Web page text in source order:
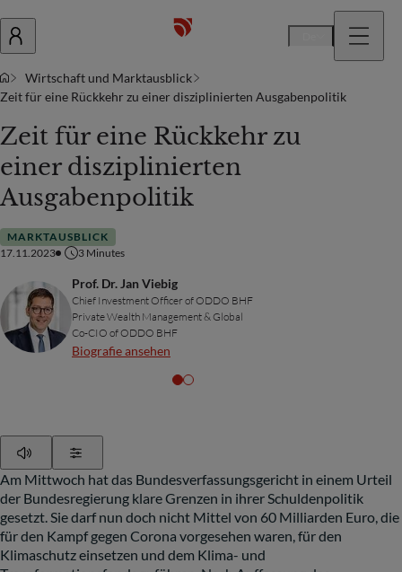
Wirtschaft und Marktausblick
Zeit für eine Rückkehr zu einer disziplinierten Ausgabenpolitik
Zeit für eine Rückkehr zu
einer disziplinierten
Ausgabenpolitik
MARKTAUSBLICK
17.11.2023
3 Minutes
Prof. Dr. Jan Viebig
Chief Investment Officer of ODDO BHF
Private Wealth Management & Global
Co-CIO of ODDO BHF
Biografie ansehen
Am Mittwoch hat das Bundesverfassungsgericht in einem Urteil
der Bundesregierung klare Grenzen in ihrer Schuldenpolitik
gesetzt. Sie darf nun doch nicht Mittel von 60 Milliarden Euro, die
für den Kampf gegen Corona vorgesehen waren, für den
Klimaschutz einsetzen und dem Klima- und